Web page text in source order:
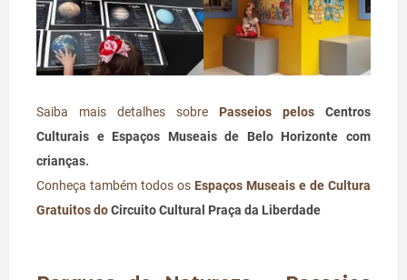
Saiba mais detalhes sobre Passeios pelosCentros
Culturais e Espaços Museais de Belo Horizonte com
crianças.
Conheça também todos os Espaços Museais e de Cultura
Gratuitos doCircuito Cultural Praça da Liberdade